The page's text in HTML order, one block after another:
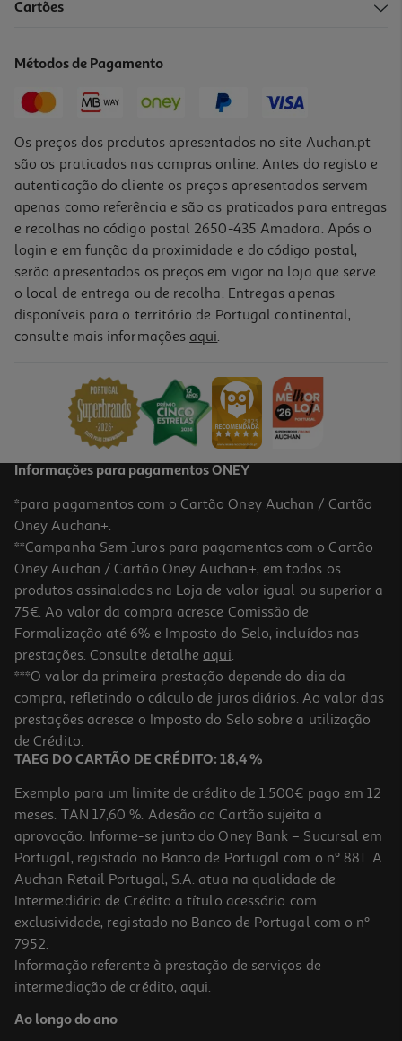
Cartões
Métodos de Pagamento
Os preços dos produtos apresentados no site Auchan.pt
são os praticados nas compras online. Antes do registo e
autenticação do cliente os preços apresentados servem
apenas como referência e são os praticados para entregas
e recolhas no código postal 2650-435 Amadora. Após o
login e em função da proximidade e do código postal,
serão apresentados os preços em vigor na loja que serve
o local de entrega ou de recolha. Entregas apenas
disponíveis para o território de Portugal continental,
consulte mais informações aqui.
Informações para pagamentos ONEY
*para pagamentos com o Cartão Oney Auchan / Cartão
Oney Auchan+.
**Campanha Sem Juros para pagamentos com o Cartão
Oney Auchan / Cartão Oney Auchan+, em todos os
produtos assinalados na Loja de valor igual ou superior a
75€. Ao valor da compra acresce Comissão de
Formalização até 6% e Imposto do Selo, incluídos nas
prestações. Consulte detalhe aqui.
***O valor da primeira prestação depende do dia da
compra, refletindo o cálculo de juros diários. Ao valor das
prestações acresce o Imposto do Selo sobre a utilização
de Crédito.
TAEG DO CARTÃO DE CRÉDITO: 18,4 %
Exemplo para um limite de crédito de 1.500€ pago em 12
meses. TAN 17,60 %. Adesão ao Cartão sujeita a
aprovação. Informe-se junto do Oney Bank – Sucursal em
Portugal, registado no Banco de Portugal com o nº 881. A
Auchan Retail Portugal, S.A. atua na qualidade de
Intermediário de Crédito a título acessório com
exclusividade, registado no Banco de Portugal com o nº
7952.
Informação referente à prestação de serviços de
intermediação de crédito, aqui.
Ao longo do ano